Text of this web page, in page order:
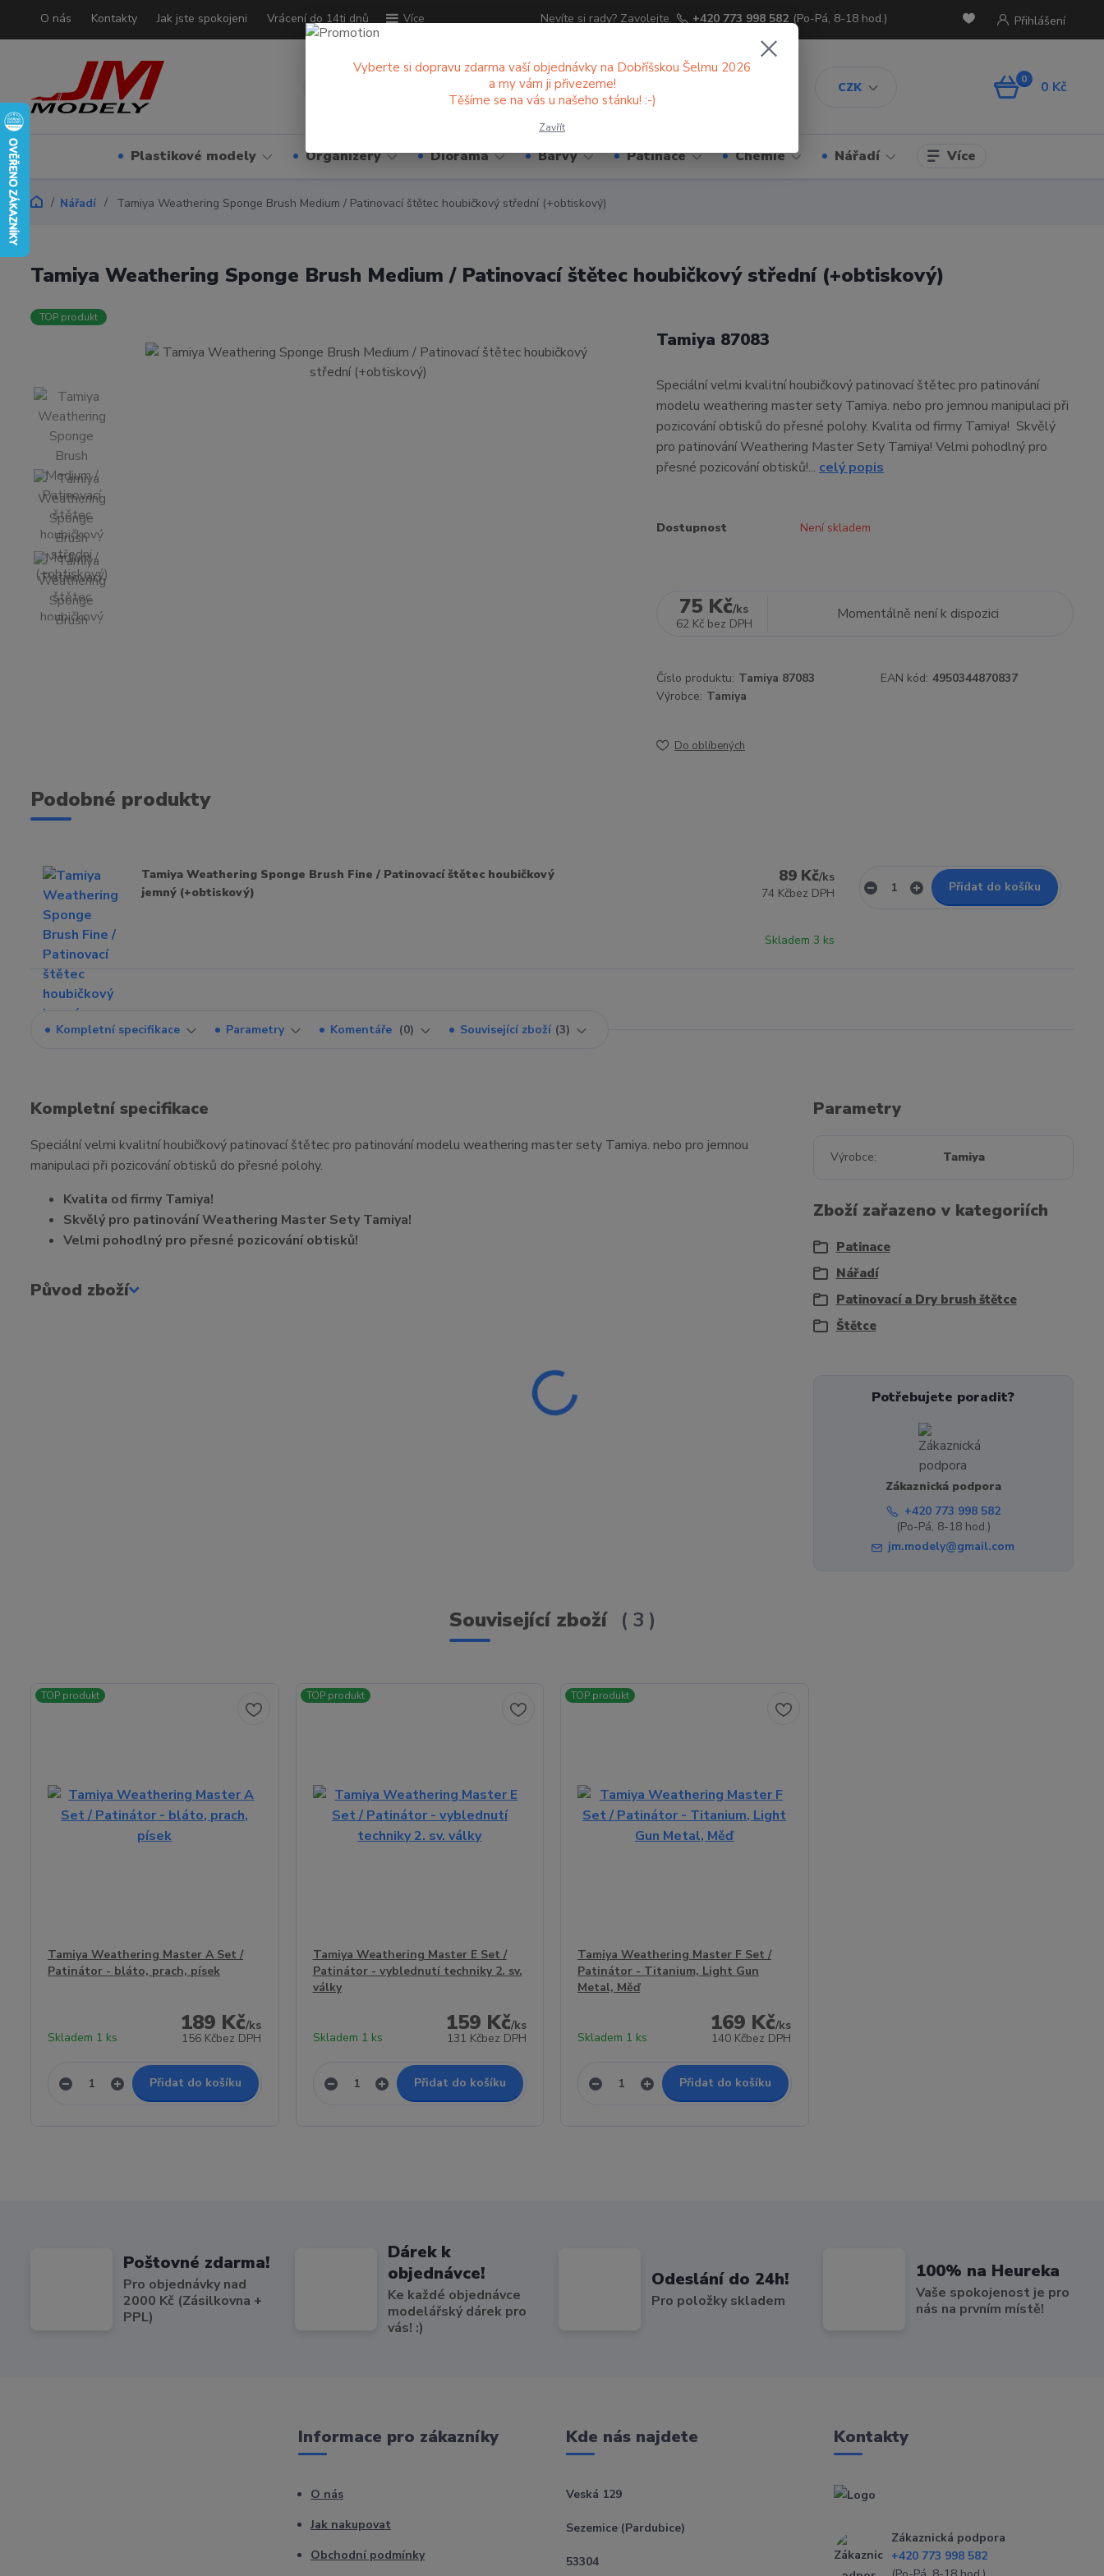
O nás Kontakty Jak jste spokojeni Vrácení do 14ti dnů Více
CZK
Přihlášení
Nevíte si rady? Zavolejte. +420 773 998 582 (Po-Pá, 8-18 hod.)
0 0 Kč
Plastikové modely Organizéry Diorama Barvy Patinace Chemie Nářadí Více
Nářadí Tamiya Weathering Sponge Brush Medium / Patinovací štětec houbičkový střední (+obtiskový)
Tamiya Weathering Sponge Brush Medium / Patinovací štětec houbičkový střední (+obtiskový)
TOP produkt
Tamiya 87083
Speciální velmi kvalitní houbičkový patinovací štětec pro patinování
modelu weathering master sety Tamiya. nebo pro jemnou manipulaci při
pozicování obtisků do přesné polohy. Kvalita od firmy Tamiya! Skvělý
pro patinování Weathering Master Sety Tamiya! Velmi pohodlný pro
přesné pozicování obtisků!... celý popis
Dostupnost Není skladem
75 Kč/ks
62 Kč bez DPH
Momentálně není k dispozici
Číslo produktu: Tamiya 87083 EAN kód: 4950344870837
Výrobce: Tamiya
Do oblíbených
Podobné produkty
Tamiya Weathering Sponge Brush Fine / Patinovací štětec houbičkový
jemný (+obtiskový)
89 Kč/ks
74 Kčbez DPH
Skladem 3 ks
Přidat do košíku
Kompletní specifikace Parametry Komentáře 0 Související zboží 3
Kompletní specifikace
Speciální velmi kvalitní houbičkový patinovací štětec pro patinování modelu weathering master sety Tamiya. nebo pro jemnou
manipulaci při pozicování obtisků do přesné polohy.
Kvalita od firmy Tamiya!
Skvělý pro patinování Weathering Master Sety Tamiya!
Velmi pohodlný pro přesné pozicování obtisků!
Původ zboží
Parametry
Výrobce Tamiya
Zboží zařazeno v kategoriích
Patinace
Nářadí
Patinovací a Dry brush štětce
Štětce
Potřebujete poradit?
Zákaznická podpora
+420 773 998 582
(Po-Pá, 8-18 hod.)
jm.modely@gmail.com
Související zboží 3
TOP produkt
Tamiya Weathering Master A Set /
Patinátor - bláto, prach, písek
189 Kč/ks
156 Kčbez DPH
Skladem 1 ks
Přidat do košíku
TOP produkt
Tamiya Weathering Master E Set /
Patinátor - vyblednutí techniky 2. sv.
války
159 Kč/ks
131 Kčbez DPH
Skladem 1 ks
Přidat do košíku
TOP produkt
Tamiya Weathering Master F Set /
Patinátor - Titanium, Light Gun
Metal, Měď
169 Kč/ks
140 Kčbez DPH
Skladem 1 ks
Přidat do košíku
Poštovné zdarma!
Pro objednávky nad
2000 Kč (Zásilkovna +
PPL)
Dárek k
objednávce!
Ke každé objednávce
modelářský dárek pro
vás! :)
Odeslání do 24h!
Pro položky skladem
100% na Heureka
Vaše spokojenost je pro
nás na prvním místě!
Informace pro zákazníky
O nás
Jak nakupovat
Obchodní podmínky
Kde nás najdete
Veská 129
Sezemice (Pardubice)
53304
Kontakty
Zákaznická podpora
+420 773 998 582
Vyberte si dopravu zdarma vaší objednávky na Dobříšskou Šelmu 2026
a my vám ji přivezeme!
Těšíme se na vás u našeho stánku! :-)
Zavřít